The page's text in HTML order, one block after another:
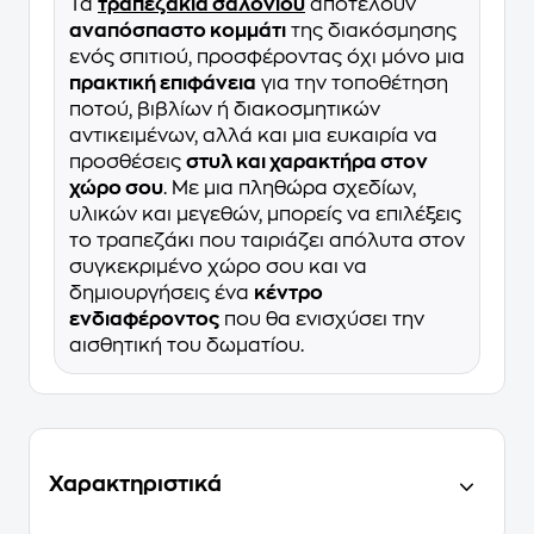
Τα τραπεζάκια σαλονιού αποτελούν
αναπόσπαστο κομμάτι της διακόσμησης
ενός σπιτιού, προσφέροντας όχι μόνο μια
πρακτική επιφάνεια για την τοποθέτηση
ποτού, βιβλίων ή διακοσμητικών
αντικειμένων, αλλά και μια ευκαιρία να
προσθέσεις στυλ και χαρακτήρα στον
χώρο σου. Με μια πληθώρα σχεδίων,
υλικών και μεγεθών, μπορείς να επιλέξεις
το τραπεζάκι που ταιριάζει απόλυτα στον
συγκεκριμένο χώρο σου και να
δημιουργήσεις ένα κέντρο
ενδιαφέροντος που θα ενισχύσει την
αισθητική του δωματίου.
Χαρακτηριστικά